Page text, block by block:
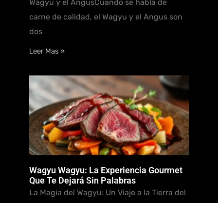
Wagyu y el AngusCuando se habla de
carne de calidad, el Wagyu y el Angus son
dos
Leer Mas »
Wagyu Wagyu: La Experiencia Gourmet
Que Te Dejará Sin Palabras
La Magia del Wagyu: Un Viaje a la Tierra del